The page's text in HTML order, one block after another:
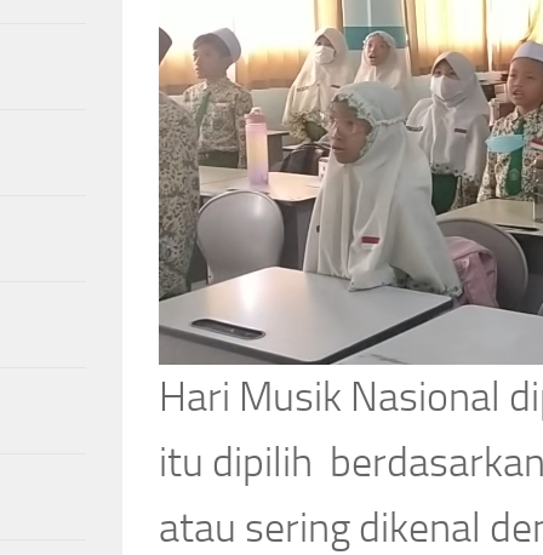
Hari Musik Nasional
itu dipilih
atau sering dikenal